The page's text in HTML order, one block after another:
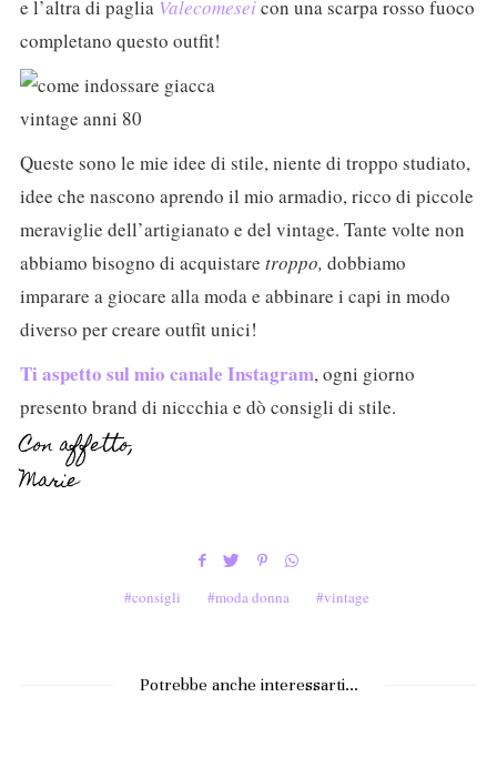
e l’altra di paglia Valecomeseicon una scarpa rosso fuoco
completano questo outfit!
Queste sono le mie idee di stile, niente di troppo studiato,
idee che nascono aprendo il mio armadio, ricco di piccole
meraviglie dell’artigianato e del vintage. Tante volte non
abbiamo bisogno di acquistare troppo, dobbiamo
imparare a giocare alla moda e abbinare i capi in modo
diverso per creare outfit unici!
Ti aspetto sul mio canale Instagram, ogni giorno
presento brand di niccchia e dò consigli di stile.
Con affetto,
Marie
consigli moda donna vintage
Potrebbe anche interessarti...